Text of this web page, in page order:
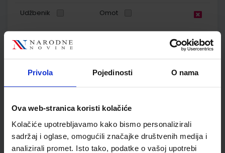
Privola Pojedinosti O nama
Ova web-stranica koristi kolačiće
Kolačiće upotrebljavamo kako bismo personalizirali
sadržaj i oglase, omogućili značajke društvenih medija i
analizirali promet. Isto tako, podatke o vašoj upotrebi
Udžbenik Omot
MOJ SRETNI BROJ 3; zbirka zadataka za matematiku u
Autor(i):
Sanja Jakovljević Rogić Dubravka Miklec Graciella Prtajin
7060-DOM2
SKU:567178 CIJENA:12,00 €
ŠIFRA OMOTA: 500239
Udžbenik Omot